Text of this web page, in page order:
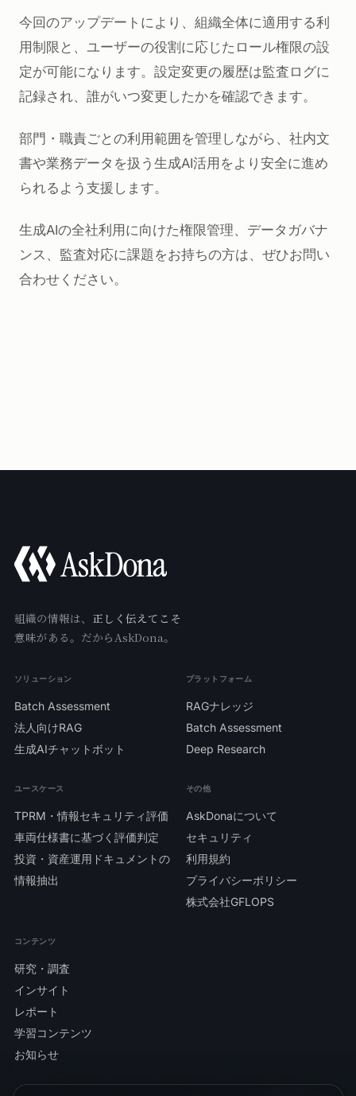
今回のアップデートにより、組織全体に適用する利
用制限と、ユーザーの役割に応じたロール権限の設
定が可能になります。設定変更の履歴は監査ログに
記録され、誰がいつ変更したかを確認できます。
部門・職責ごとの利用範囲を管理しながら、社内文
書や業務データを扱う生成AI活用をより安全に進め
られるよう支援します。
生成AIの全社利用に向けた権限管理、データガバナ
ンス、監査対応に課題をお持ちの方は、ぜひお問い
合わせください。
組織の情報は、 正しく伝えてこそ
意味がある。だからAskDona。
ソリューション
Batch Assessment
法人向けRAG
生成AIチャットボット
プラットフォーム
RAGナレッジ
Batch Assessment
Deep Research
ユースケース
TPRM・情報セキュリティ評価
車両仕様書に基づく評価判定
投資・資産運用ドキュメントの
情報抽出
その他
AskDonaについて
セキュリティ
利用規約
プライバシーポリシー
株式会社GFLOPS
コンテンツ
研究・調査
インサイト
レポート
学習コンテンツ
お知らせ